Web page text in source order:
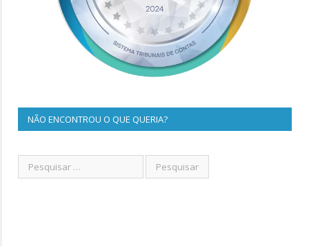
NÃO ENCONTROU O QUE QUERIA?